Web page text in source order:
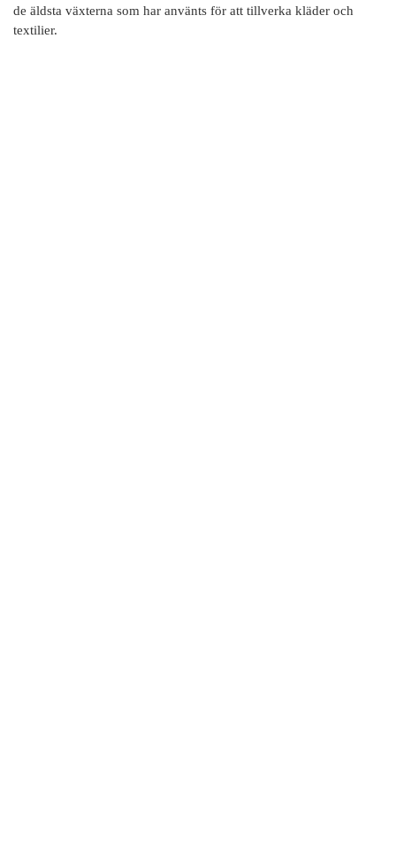
de äldsta växterna som har använts för att tillverka kläder och
textilier.